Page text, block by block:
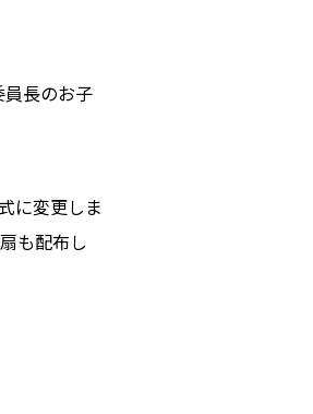
長のお子
に変更しま
も配布し